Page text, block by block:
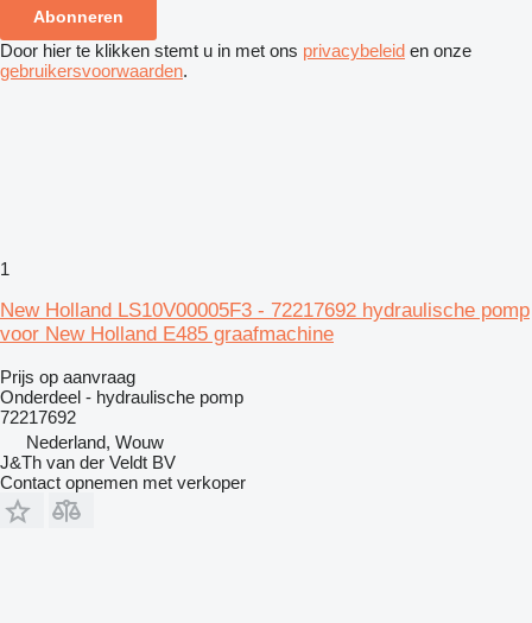
Abonneren
Door hier te klikken stemt u in met ons privacybeleid en onze
gebruikersvoorwaarden.
1
New Holland LS10V00005F3 - 72217692 hydraulische pomp
voor New Holland E485 graafmachine
Prijs op aanvraag
Onderdeel - hydraulische pomp
72217692
Nederland, Wouw
J&Th van der Veldt BV
Contact opnemen met verkoper